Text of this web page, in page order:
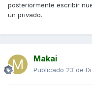
posteriormente escribir
un privado.
Makai
Publicado 23 de